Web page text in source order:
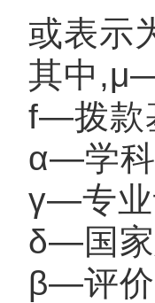
或表示
其中
f—拨款
α—学
γ—专
δ—国
β—评